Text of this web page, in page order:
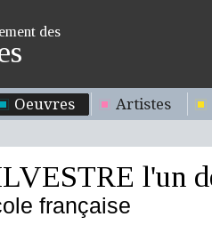
des
Oeuvres Artistes
l'un
française